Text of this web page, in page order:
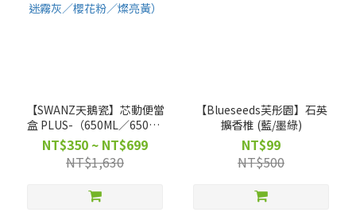
【SWANZ天鵝瓷】芯動便當
盒 PLUS-（650ML／650ML
分隔／900ML）-（簡約黑／
米白色／紫羅蘭／薄荷綠／
海洋藍／迷霧灰／櫻花粉／
NT$350 ~ NT$699
NT$1,630
【Blueseeds芙彤園】石英
擴香椎 (藍/墨綠)
NT$99
NT$500